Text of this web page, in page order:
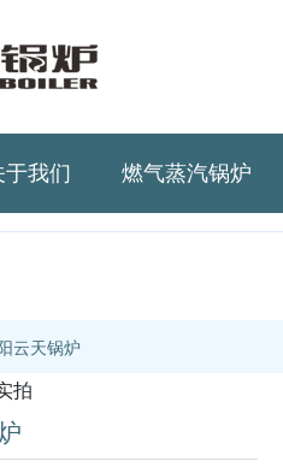
于我们 燃气蒸汽锅炉
云天锅炉